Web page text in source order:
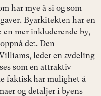
har mye å si og som
Byarkitekten har en
en mer inkluderende by,
det. Den
leder en avdeling
som en attraktiv
faktisk har mulighet å
og detaljer i byens